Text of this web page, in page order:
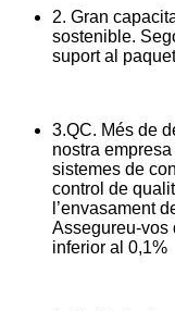
2. Gran
sostenible.
suport al
3.QC. Més de
nostra
sistemes de
control de
l’envasament
Assegureu-vos
inferior al 0,1%